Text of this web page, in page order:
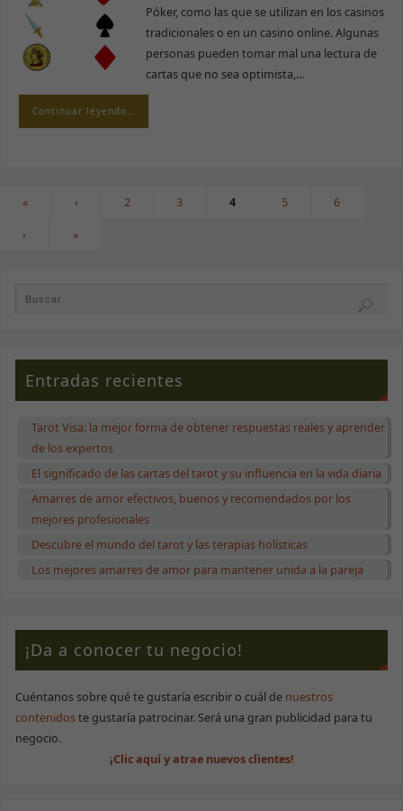
Póker, como las que se utilizan en los casinos
tradicionales o en un casino online. Algunas
personas pueden tomar mal una lectura de
cartas que no sea optimista,…
Continuar leyendo…
« ‹ 2 3 4 5 6
› »
Entradas recientes
Tarot Visa: la mejor forma de obtener respuestas reales y aprender
de los expertos
El significado de las cartas del tarot y su influencia en la vida diaria
Amarres de amor efectivos, buenos y recomendados por los
mejores profesionales
Descubre el mundo del tarot y las terapias holísticas
Los mejores amarres de amor para mantener unida a la pareja
¡Da a conocer tu negocio!
Cuéntanos sobre qué te gustaría escribir o cuál de nuestros
contenidoste gustaría patrocinar. Será una gran publicidad para tu
negocio.
¡Clic aquí y atrae nuevos clientes!